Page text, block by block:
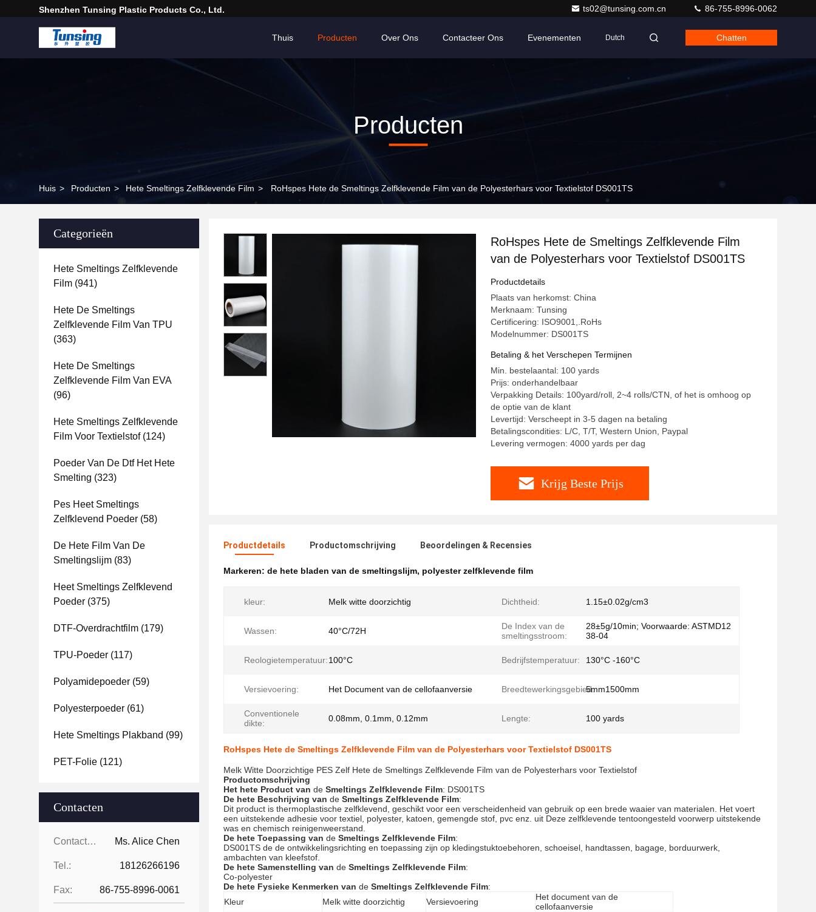
Shenzhen Tunsing Plastic Products Co., Ltd. ts02@tunsing.com.cn 86-755-8996-0062
Thuis Producten Over Ons Contacteer Ons Evenementen Dutch Chatten
Producten
Huis > Producten > Hete Smeltings Zelfklevende Film > RoHspes Hete de Smeltings Zelfklevende Film van de Polyesterhars voor Textielstof DS001TS
Categorieën
Hete Smeltings Zelfklevende
Film (941)
Hete De Smeltings
Zelfklevende Film Van TPU
(363)
Hete De Smeltings
Zelfklevende Film Van EVA
(96)
Hete Smeltings Zelfklevende
Film Voor Textielstof(124)
Poeder Van De Dtf Het Hete
Smelting (323)
Pes Heet Smeltings
Zelfklevend Poeder (58)
De Hete Film Van De
Smeltingslijm (83)
Heet Smeltings Zelfklevend
Poeder (375)
DTF-Overdrachtfilm (179)
TPU-Poeder (117)
Polyamidepoeder (59)
Polyesterpoeder (61)
Hete Smeltings Plakband (99)
PET-Folie (121)
Contacten
Contacten: Ms. Alice Chen
Tel.: 18126266196
Fax: 86-755-8996-0061
RoHspes Hete de Smeltings Zelfklevende Film
van de Polyesterhars voor Textielstof DS001TS
Productdetails
Plaats van herkomst: China
Merknaam: Tunsing
Certificering: ISO9001,.RoHs
Modelnummer: DS001TS
Betaling & het Verschepen Termijnen
Min. bestelaantal: 100 yards
Prijs: onderhandelbaar
Verpakking Details: 100yard/roll, 2~4 rolls/CTN, of het is omhoog op
de optie van de klant
Levertijd: Verscheept in 3-5 dagen na betaling
Betalingscondities: L/C, T/T, Western Union, Paypal
Levering vermogen: 4000 yards per dag
Krijg Beste Prijs
Productdetails Productomschrijving Beoordelingen & Recensies
Markeren: de hete bladen van de smeltingslijm, polyester zelfklevende film
kleur: Melk witte doorzichtig Dichtheid: 1.15±0.02g/cm3
Wassen: 40°C/72H
De Index van de
smeltingsstroom:
28±5g/10min; Voorwaarde: ASTMD12
38-04
Reologietemperatuur:100°C Bedrijfstemperatuur: 130°C -160°C
Versievoering: Het Document van de cellofaanversie Breedtewerkingsgebied:5mm1500mm
Conventionele
dikte:
0.08mm, 0.1mm, 0.12mm Lengte: 100 yards
RoHspes Hete de Smeltings Zelfklevende Film van de Polyesterhars voor Textielstof DS001TS
Melk Witte Doorzichtige PES Zelf Hete de Smeltings Zelfklevende Film van de Polyesterhars voor Textielstof
Productomschrijving
Het hete Product van de Smeltings Zelfklevende Film: DS001TS
De hete Beschrijving van de Smeltings Zelfklevende Film:
Dit product is thermoplastische zelfklevend, geschikt voor een verscheidenheid van gebruik op een brede waaier van materialen. Het voert
een uitstekende adhesie voor textiel, polyester, katoen, gemengde stof, pvc enz. uit Deze zelfklevende tentoongesteld voorwerp uitstekende
was en chemisch reinigenweerstand.
De hete Toepassing van de Smeltings Zelfklevende Film:
DS001TS de de ontwikkelingsrichting en toepassing zijn op kledingstuktoebehoren, schoeisel, handtassen, bagage, borduurwerk,
ambachten van kleefstof.
De hete Samenstelling van de Smeltings Zelfklevende Film:
Co-polyester
De hete Fysieke Kenmerken van de Smeltings Zelfklevende Film:
Kleur
Melk witte doorzichtig Versievoering
Het document van de
cellofaanversie